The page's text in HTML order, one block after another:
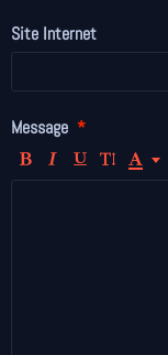
Site Internet
Message